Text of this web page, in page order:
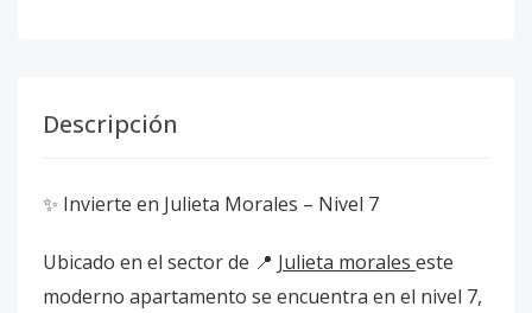
Descripción
✨ Invierte en Julieta Morales – Nivel 7
Ubicado en el sector de 📍 Julieta morales este
moderno apartamento se encuentra en el nivel 7,